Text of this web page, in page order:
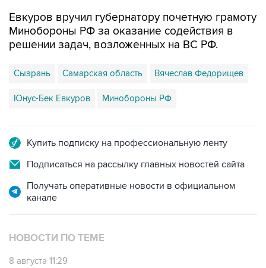
Евкуров вручил губернатору почетную грамоту
Минобороны РФ за оказание содействия в
решении задач, возложенных на ВС РФ.
Сызрань Самарская область Вячеслав Федорищев
Юнус-Бек Евкуров Минобороны РФ
Купить подписку на профессиональную ленту
Подписаться на рассылку главных новостей сайта
Получать оперативные новости в официальном
канале
НОВОСТИ ПО ТЕМЕ
8 августа 11:29